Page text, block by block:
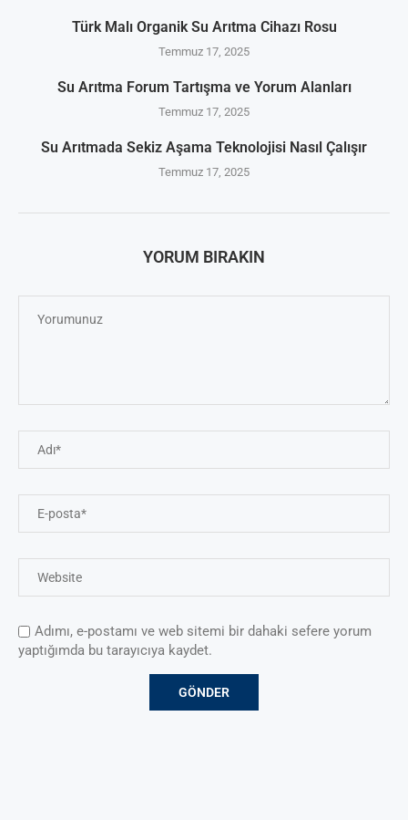
Türk Malı Organik Su Arıtma Cihazı Rosu
Temmuz 17, 2025
Su Arıtma Forum Tartışma ve Yorum Alanları
Temmuz 17, 2025
Su Arıtmada Sekiz Aşama Teknolojisi Nasıl Çalışır
Temmuz 17, 2025
YORUM BIRAKIN
Adımı, e-postamı ve web sitemi bir dahaki sefere yorum
yaptığımda bu tarayıcıya kaydet.